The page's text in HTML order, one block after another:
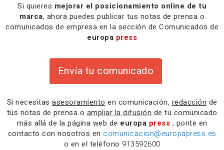
Si quieres mejorar el posicionamiento online de tu
marca, ahora puedes publicar tus notas de prensa o
comunicados de empresa en la sección de Comunicados de
europa press
Envía tu comunicado
Si necesitas asesoramiento en comunicación, redacción de
tus notas de prensa o ampliar la difusión de tu comunicado
más allá de la página web de europa press , ponte en
contacto con nosotros en comunicacion@europapress.es
o en el teléfono 913592600